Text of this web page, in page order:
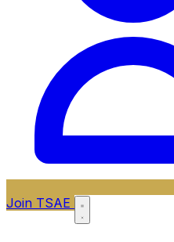
Join TSAE